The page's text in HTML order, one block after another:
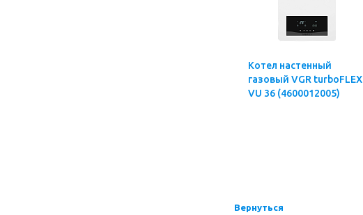
Котел настенный
газовый VGR turboFLEX
VU 36 (4600012005)
Вернуться